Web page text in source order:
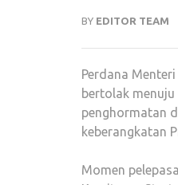
BY EDITOR TEAM
Perdana
bertolak
penghormatan
keberangkatan
Momen